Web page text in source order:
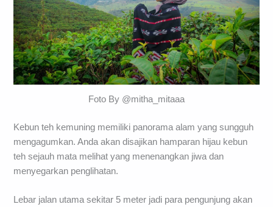
Foto By @mitha_mitaaa
Kebun teh kemuning memiliki panorama alam yang sungguh
mengagumkan. Anda akan disajikan hamparan hijau kebun
teh sejauh mata melihat yang menenangkan jiwa dan
menyegarkan penglihatan.
Lebar jalan utama sekitar 5 meter jadi para pengunjung akan